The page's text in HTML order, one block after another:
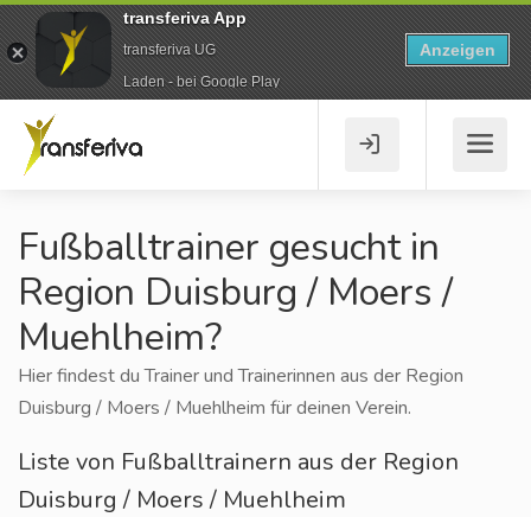
Fußballtrainer gesucht in
Region Duisburg / Moers /
Muehlheim?
Hier findest du Trainer und Trainerinnen aus der Region
Duisburg / Moers / Muehlheim für deinen Verein.
Liste von Fußballtrainern aus der Region
Duisburg / Moers / Muehlheim
transferiva App
transferiva UG
Laden - bei Google Play
Anzeigen